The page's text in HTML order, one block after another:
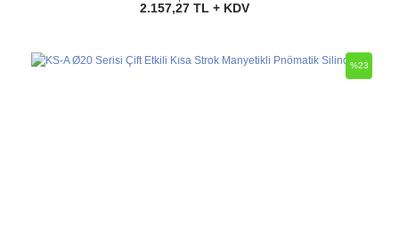
2.157,27 TL + KDV
%23